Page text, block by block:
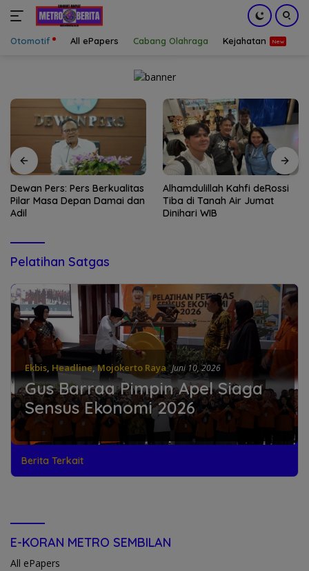
Otomotif All ePapers Cabang Olahraga Kejahatan
Dewan Pers: Pers Berkualitas
Pilar Masa Depan Damai dan
Adil
Alhamdulillah Kahfi deRossi
Tiba di Tanah Air Jumat
Dinihari WIB
Pelatihan Satgas
Ekbis, Headline,Mojokerto Raya Juni 10, 2026
Gus Barraa Pimpin Apel Siaga
Sensus Ekonomi 2026
Berita Terkait
E-KORAN METRO SEMBILAN
All ePapers